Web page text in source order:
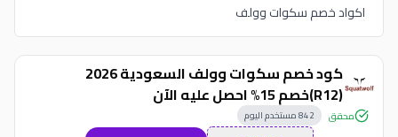
اكواد خصم سكوات وولف
كود خصم سكوات وولف السعودية 2026
(R12)خصم 15% احصل عليه الآن
محقق 842مستخدم اليوم